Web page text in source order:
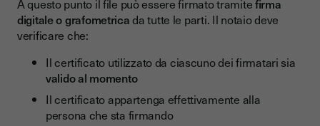
A questo punto il file può essere firmato tramitefirma
digitale o grafometricada tutte le parti. Il notaio deve
verificare che:
Il certificato utilizzato da ciascuno dei firmatari sia
valido al momento
Il certificato appartenga effettivamente alla
persona che sta firmando